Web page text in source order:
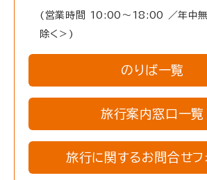
(営業時間 10:00〜18:00 ／年中無
除く＞)
のりば一覧
旅行案内窓口一覧
旅行に関するお問合せフ